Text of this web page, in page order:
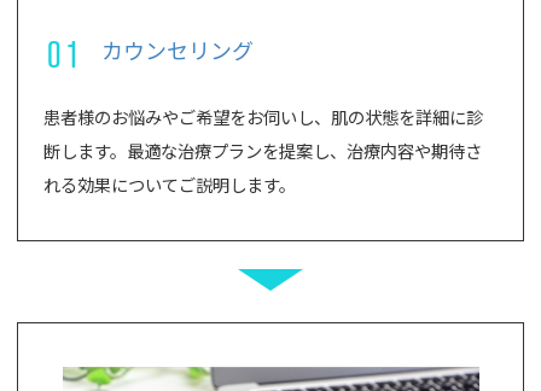
01 カウンセリング
患者様のお悩みやご希望をお伺いし、肌の状態を詳細に診
断します。最適な治療プランを提案し、治療内容や期待さ
れる効果についてご説明します。